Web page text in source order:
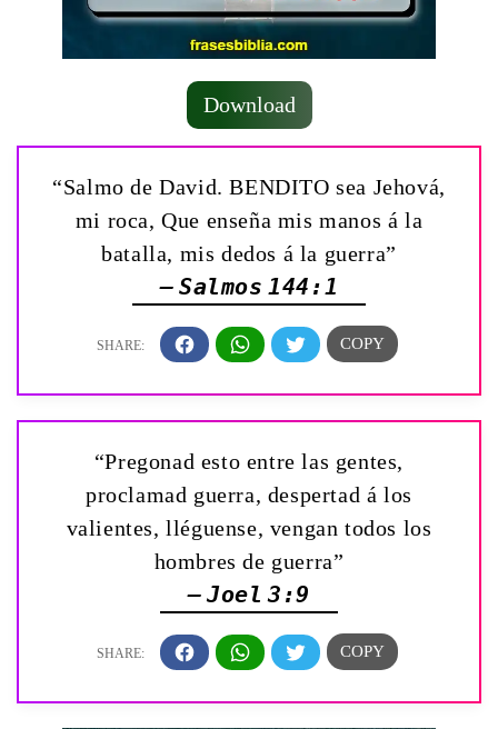
Download
“Salmo de David. BENDITO sea Jehová,
mi roca, Que enseña mis manos á la
batalla, mis dedos á la guerra”
— Salmos 144:1
“Pregonad esto entre las gentes,
proclamad guerra, despertad á los
valientes, lléguense, vengan todos los
hombres de guerra”
— Joel 3:9